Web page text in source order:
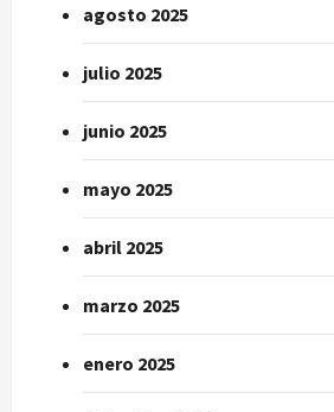
agosto 2025
julio 2025
junio 2025
mayo 2025
abril 2025
marzo 2025
enero 2025